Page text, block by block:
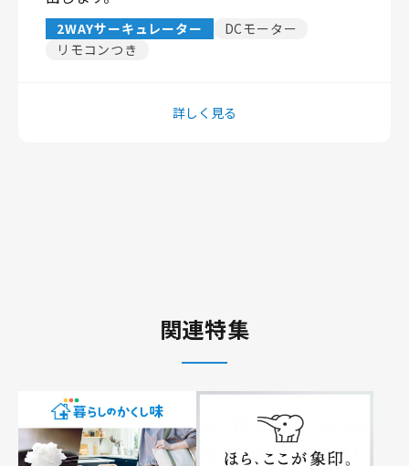
2WAYサーキュレーター
DCモーター
リモコンつき
詳しく見る
関連特集